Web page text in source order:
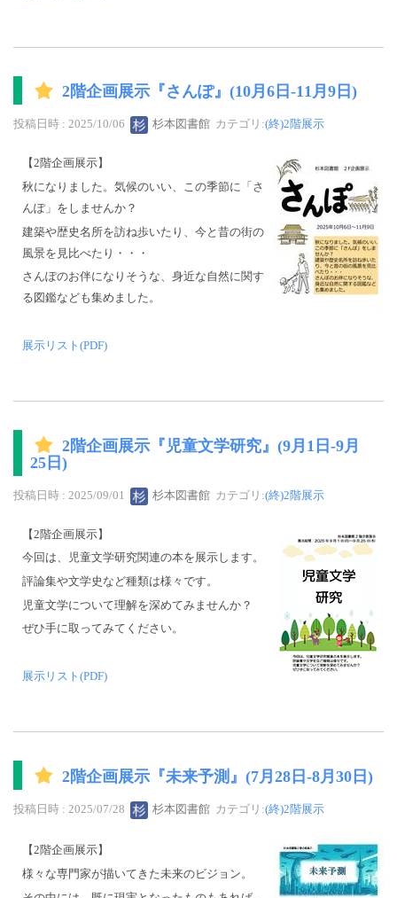
2階企画展示『さんぽ』(10月6日-11月9日)
投稿日時 : 2025/10/06 杉本図書館 カテゴリ:(終)2階展示
【2階企画展示】
秋になりました。気候のいい、この季節に「さ
んぽ」をしませんか？
建築や歴史名所を訪ね歩いたり、今と昔の街の
風景を見比べたり・・・
さんぽのお伴になりそうな、身近な自然に関す
る図鑑なども集めました。
展示リスト(PDF)
2階企画展示『児童文学研究』(9月1日-9月
25日)
投稿日時 : 2025/09/01 杉本図書館 カテゴリ:(終)2階展示
【2階企画展示】
今回は、児童文学研究関連の本を展示します。
評論集や文学史など種類は様々です。
児童文学について理解を深めてみませんか？
ぜひ手に取ってみてください。
展示リスト(PDF)
2階企画展示『未来予測』(7月28日-8月30日)
投稿日時 : 2025/07/28 杉本図書館 カテゴリ:(終)2階展示
【2階企画展示】
様々な専門家が描いてきた未来のビジョン。